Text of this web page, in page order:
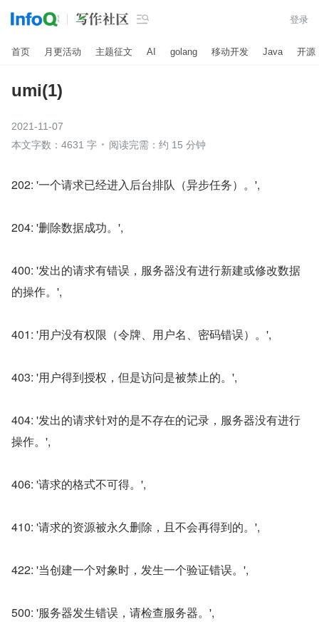
 登录
首页 月更活动 主题征文 AI golang 移动开发 Java 开源
umi(1)
2021-11-07
本文字数：4631 字
阅读完需：约 15 分钟
202: '一个请求已经进入后台排队（异步任务）。',
204: '删除数据成功。',
400: '发出的请求有错误，服务器没有进行新建或修改数据
的操作。',
401: '用户没有权限（令牌、用户名、密码错误）。',
403: '用户得到授权，但是访问是被禁止的。',
404: '发出的请求针对的是不存在的记录，服务器没有进行
操作。',
406: '请求的格式不可得。',
410: '请求的资源被永久删除，且不会再得到的。',
422: '当创建一个对象时，发生一个验证错误。',
500: '服务器发生错误，请检查服务器。',